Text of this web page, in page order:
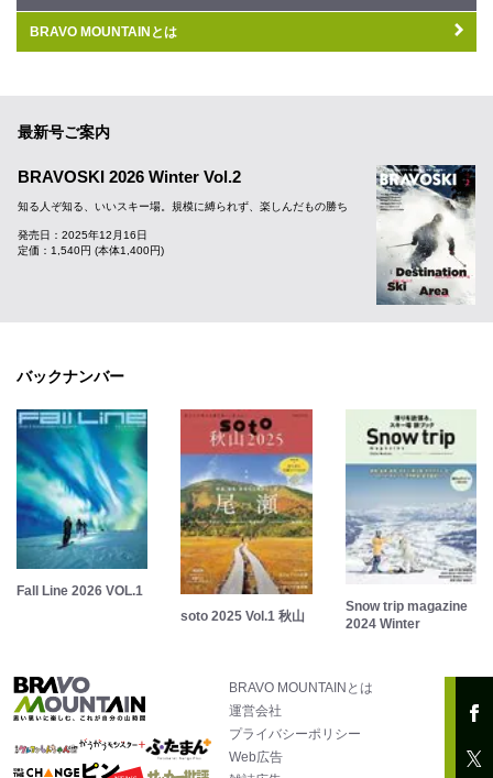
BRAVO MOUNTAINとは
最新号ご案内
BRAVOSKI 2026 Winter Vol.2
知る人ぞ知る、いいスキー場。規模に縛られず、楽しんだもの勝ち
発売日：2025年12月16日
定価：1,540円 (本体1,400円)
バックナンバー
Fall Line 2026 VOL.1
soto 2025 Vol.1 秋山
Snow trip magazine
2024 Winter
BRAVO MOUNTAINとは
運営会社
プライバシーポリシー
Web広告